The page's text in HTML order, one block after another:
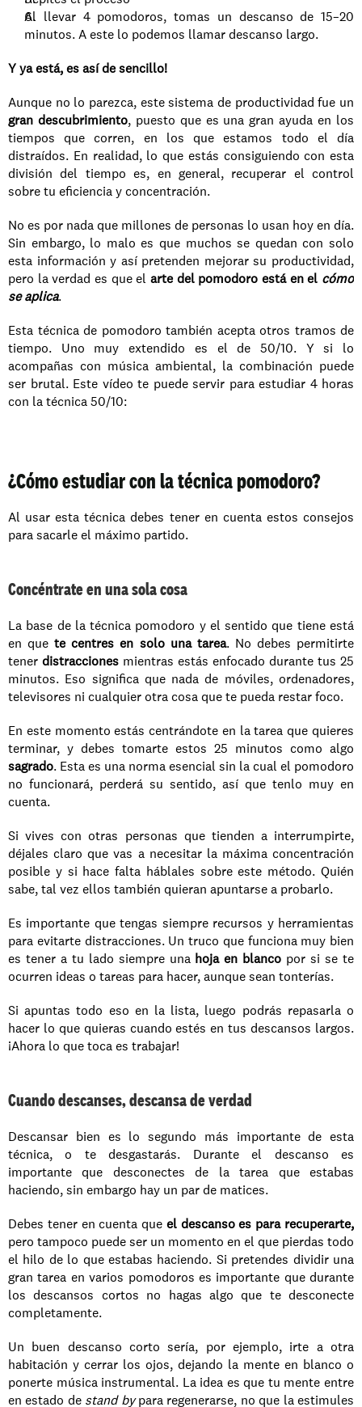
Al llevar 4 pomodoros, tomas un descanso de 15–20
minutos. A este lo podemos llamar descanso largo.
Y ya está, es así de sencillo!
gran descubrimiento, puesto que es una gran ayuda en los
tiempos que corren, en los que estamos todo el día
distraídos. En realidad, lo que estás consiguiendo con esta
división del tiempo es, en general, recuperar el control
sobre tu eficiencia y concentración.
No es por nada que millones de personas lo usan hoy en día.
Sin embargo, lo malo es que muchos se quedan con solo
esta información y así pretenden mejorar su productividad,
pero la verdad es que el arte del pomodoro está en el cómo
se aplica.
Esta técnica de pomodoro también acepta otros tramos de
tiempo. Uno muy extendido es el de 50/10. Y si lo
acompañas con música ambiental, la combinación puede
ser brutal. Este vídeo te puede servir para estudiar 4 horas
con la técnica 50/10:
¿Cómo estudiar con la técnica pomodoro?
Al usar esta técnica debes tener en cuenta estos consejos
para sacarle el máximo partido.
Concéntrate en una sola cosa
La base de la técnica pomodoro y el sentido que tiene está
en que te centres en solo una tarea. No debes permitirte
tener distracciones mientras estás enfocado durante tus 25
minutos. Eso significa que nada de móviles, ordenadores,
televisores ni cualquier otra cosa que te pueda restar foco.
En este momento estás centrándote en la tarea que quieres
sagrado. Esta es una norma esencial sin la cual el pomodoro
no funcionará, perderá su sentido, así que tenlo muy en
cuenta.
Si vives con otras personas que tienden a interrumpirte,
déjales claro que vas a necesitar la máxima concentración
posible y si hace falta háblales sobre este método. Quién
sabe, tal vez ellos también quieran apuntarse a probarlo.
Es importante que tengas siempre recursos y herramientas
para evitarte distracciones. Un truco que funciona muy bien
es tener a tu lado siempre una hoja en blanco por si se te
ocurren ideas o tareas para hacer, aunque sean tonterías.
Si apuntas todo eso en la lista, luego podrás repasarla o
hacer lo que quieras cuando estés en tus descansos largos.
¡Ahora lo que toca es trabajar!
Cuando descanses, descansa de verdad
Descansar bien es lo segundo más importante de esta
técnica, o te desgastarás. Durante el descanso es
importante que desconectes de la tarea que estabas
haciendo, sin embargo hay un par de matices.
Debes tener en cuenta que
pero tampoco puede ser un momento en el que pierdas todo
el hilo de lo que estabas haciendo. Si pretendes dividir una
gran tarea en varios pomodoros es importante que durante
los descansos cortos no hagas algo que te desconecte
completamente.
Un buen descanso corto sería, por ejemplo, irte a otra
habitación y cerrar los ojos, dejando la mente en blanco o
ponerte música instrumental. La idea es que tu mente entre
en estado de stand by para regenerarse, no que la estimules